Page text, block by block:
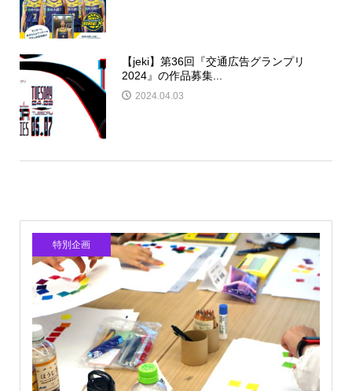
【jeki】第36回『交通広告グランプリ
2024』の作品募集...
2024.04.03
特別企画